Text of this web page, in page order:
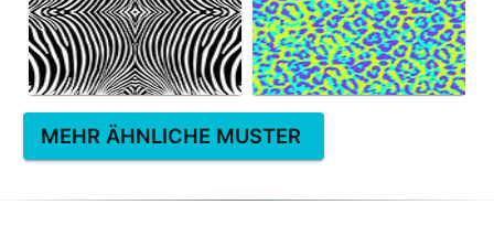
MEHR ÄHNLICHE MUSTER